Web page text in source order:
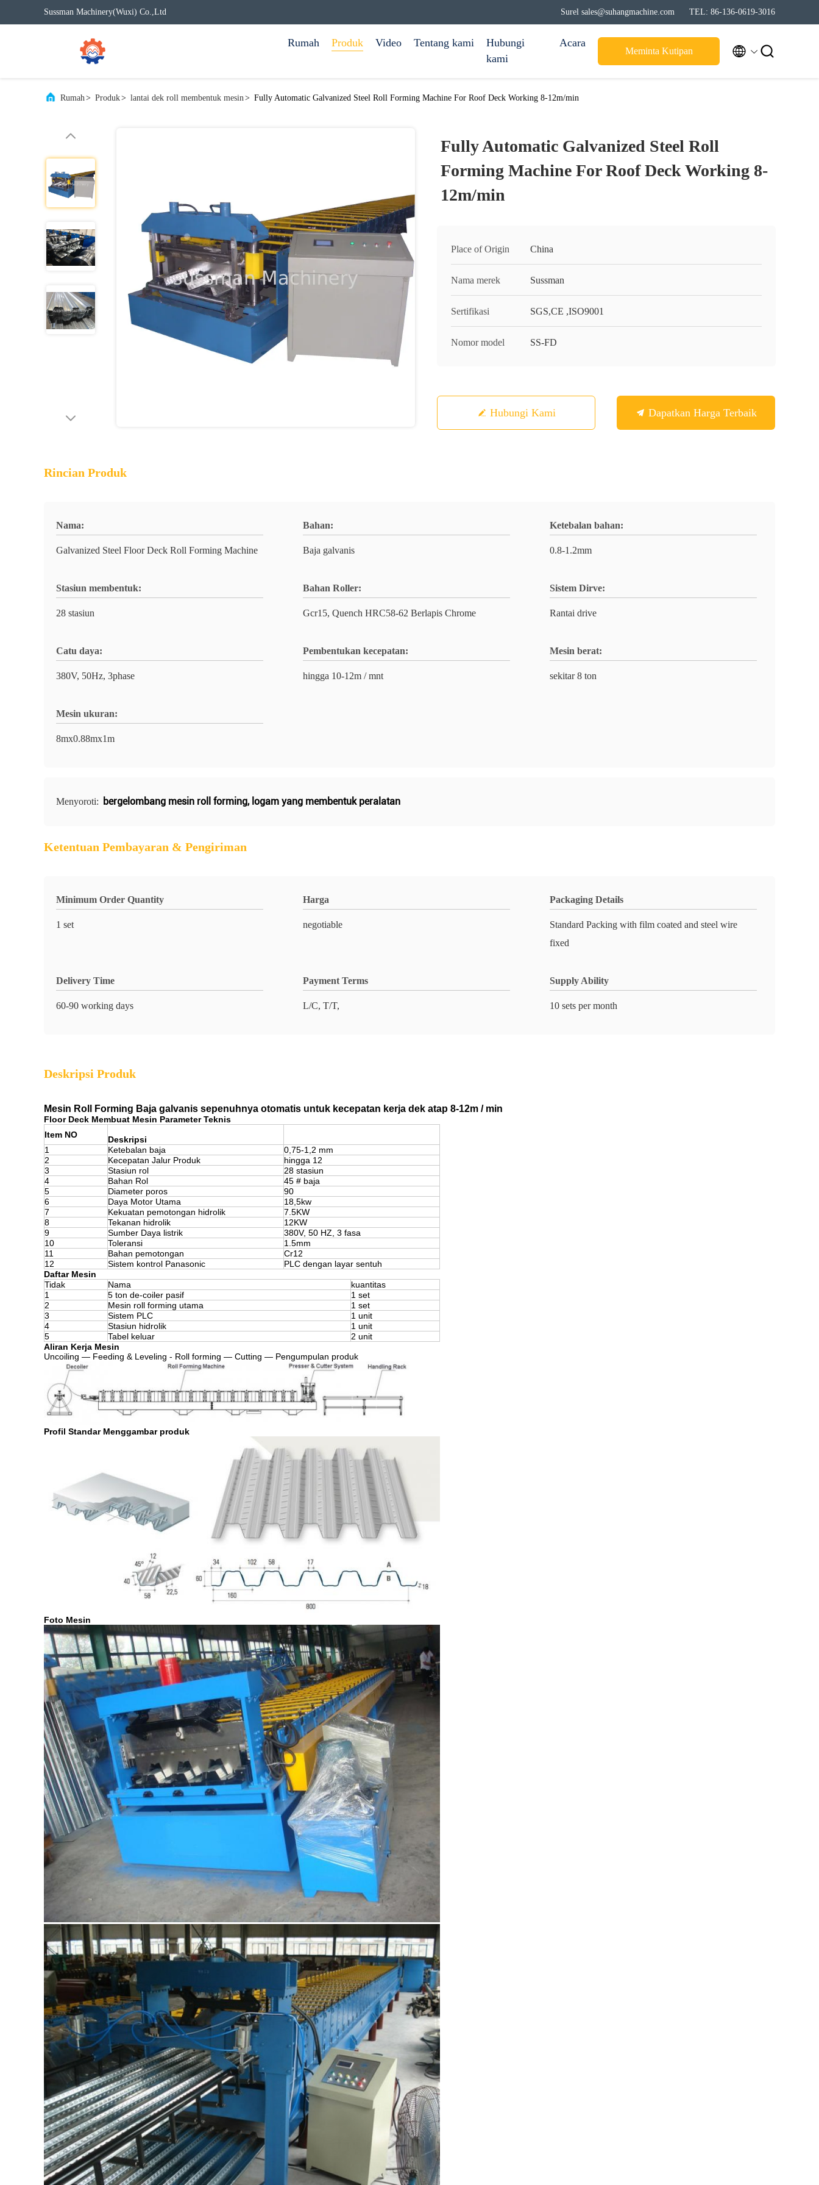
Sussman Machinery(Wuxi) Co.,Ltd Surel sales@suhangmachine.com TEL: 86-136-0619-3016
Rumah Produk Video Tentang kami
Hubungi
kami
Acara
Meminta Kutipan  
Rumah> Produk> lantai dek roll membentuk mesin> Fully Automatic Galvanized Steel Roll Forming Machine For Roof Deck Working 8-12m/min
Fully Automatic Galvanized Steel Roll
Forming Machine For Roof Deck Working 8-
12m/min
Place of Origin China
Nama merek Sussman
Sertifikasi SGS,CE ,ISO9001
Nomor model SS-FD
Hubungi Kami Dapatkan Harga Terbaik
Rincian Produk
Nama:
Galvanized Steel Floor Deck Roll Forming Machine
Bahan:
Baja galvanis
Ketebalan bahan:
0.8-1.2mm
Stasiun membentuk:
28 stasiun
Bahan Roller:
Gcr15, Quench HRC58-62 Berlapis Chrome
Sistem Dirve:
Rantai drive
Catu daya:
380V, 50Hz, 3phase
Pembentukan kecepatan:
hingga 10-12m / mnt
Mesin berat:
sekitar 8 ton
Mesin ukuran:
8mx0.88mx1m
Menyoroti: bergelombang mesin roll forming, logam yang membentuk peralatan
Ketentuan Pembayaran & Pengiriman
Minimum Order Quantity
1 set
Harga
negotiable
Packaging Details
Standard Packing with film coated and steel wire
fixed
Delivery Time
60-90 working days
Payment Terms
L/C, T/T,
Supply Ability
10 sets per month
Deskripsi Produk
Mesin Roll Forming Baja galvanis sepenuhnya otomatis untuk kecepatan kerja dek atap 8-12m / min
Floor Deck Membuat Mesin Parameter Teknis
Item NO
Deskripsi
1
Ketebalan baja
0,75-1,2 mm
2
Kecepatan Jalur Produk
hingga 12
3
Stasiun rol
28 stasiun
4
Bahan Rol
45 # baja
5
Diameter poros
90
6
Daya Motor Utama
18,5kw
7
Kekuatan pemotongan hidrolik
7.5KW
8
Tekanan hidrolik
12KW
9
Sumber Daya listrik
380V, 50 HZ, 3 fasa
10
Toleransi
1.5mm
11
Bahan pemotongan
Cr12
12
Sistem kontrol Panasonic
PLC dengan layar sentuh
Daftar Mesin
Tidak
Nama
kuantitas
1
5 ton de-coiler pasif
1 set
2
Mesin roll forming utama
1 set
3
Sistem PLC
1 unit
4
Stasiun hidrolik
1 unit
5
Tabel keluar
2 unit
Aliran Kerja Mesin
Uncoiling — Feeding & Leveling - Roll forming — Cutting — Pengumpulan produk
Profil Standar Menggambar produk
Foto Mesin